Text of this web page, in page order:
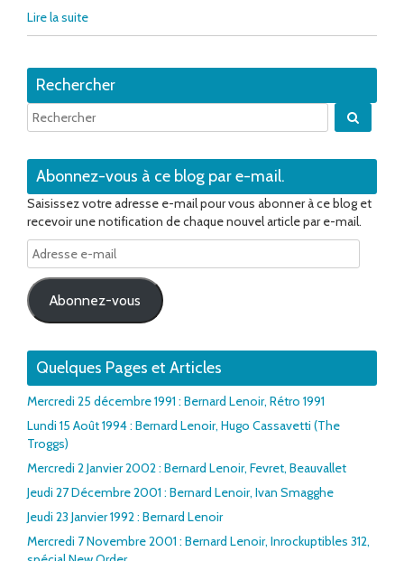
Lire la suite
Rechercher
Abonnez-vous à ce blog par e-mail.
Saisissez votre adresse e-mail pour vous abonner à ce blog et
recevoir une notification de chaque nouvel article par e-mail.
Adresse
e-
mail
Abonnez-vous
Quelques Pages et Articles
Mercredi 25 décembre 1991 : Bernard Lenoir, Rétro 1991
Lundi 15 Août 1994 : Bernard Lenoir, Hugo Cassavetti (The
Troggs)
Mercredi 2 Janvier 2002 : Bernard Lenoir, Fevret, Beauvallet
Jeudi 27 Décembre 2001 : Bernard Lenoir, Ivan Smagghe
Jeudi 23 Janvier 1992 : Bernard Lenoir
Mercredi 7 Novembre 2001 : Bernard Lenoir, Inrockuptibles 312,